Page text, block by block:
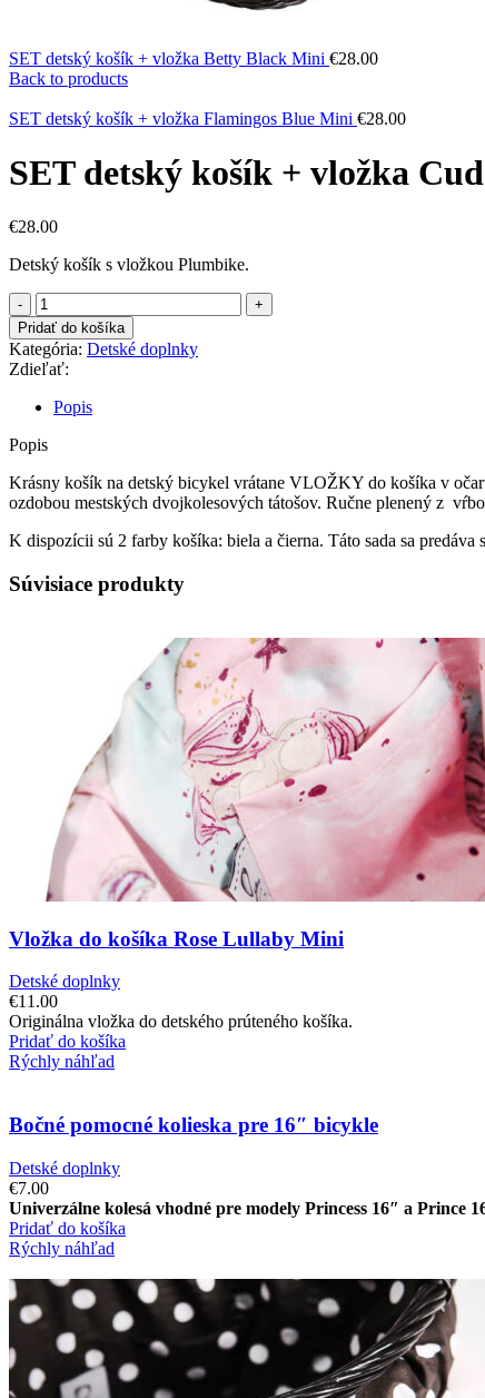
SET detský košík + vložka Betty Black Mini €28.00
Back to products
SET detský košík + vložka Flamingos Blue Mini €28.00
SET detský košík + vložka
€28.00
Detský košík s vložkou Plumbike.
množstvo
SET
detský
košík
vložka
Cuddly
Mini
Pridať do košíka
Kategória: Detské doplnky
Zdieľať:
Popis
Popis
Krásny košík na detský bicykel vrátane VLOŽKY do košíka v
ozdobou mestských dvojkolesových tátošov. Ručne plenený z
K dispozícii sú 2 farby košíka: biela a čierna. Táto sada sa
Súvisiace produkty
Vložka do košíka Rose Lullaby Mini
Detské doplnky
€11.00
Originálna vložka do detského prúteného košíka.
Pridať do košíka
Rýchly náhľad
Bočné pomocné kolieska pre 16″ bicykle
Detské doplnky
€7.00
Univerzálne kolesá vhodné pre modely Princess 16″ a Prince
Pridať do košíka
Rýchly náhľad